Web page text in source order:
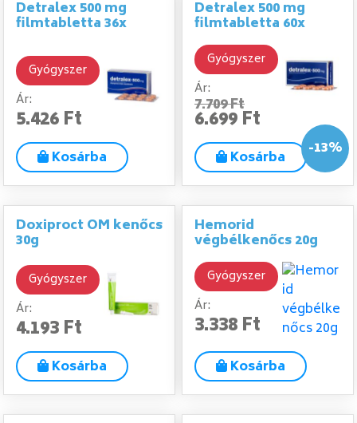
Detralex 500 mg
filmtabletta 36x
Gyógyszer
Ár:
5.426 Ft
Kosárba
Detralex 500 mg
filmtabletta 60x
Gyógyszer
Ár:
7.709 Ft
6.699 Ft
Kosárba -13%
Doxiproct OM kenőcs
30g
Gyógyszer
Ár:
4.193 Ft
Kosárba
Hemorid
végbélkenőcs 20g
Gyógyszer
Ár:
3.338 Ft
Kosárba